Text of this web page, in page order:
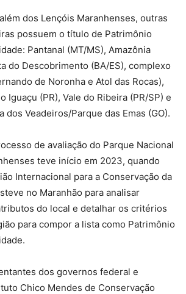
dos Lençóis Maranhenses, outras
possuem o título de Patrimônio
Pantanal (MT/MS), Amazônia
do Descobrimento (BA/ES), complexo
de Noronha e Atol das Rocas),
Iguaçu (PR), Vale do Ribeira (PR/SP) e
dos Veadeiros/Parque das Emas (GO).
de avaliação do Parque Nacional
teve início em 2023, quando
Internacional para a Conservação da
no Maranhão para analisar
do local e detalhar os critérios
para compor a lista como Patrimônio
dos governos federal e
Chico Mendes de Conservação